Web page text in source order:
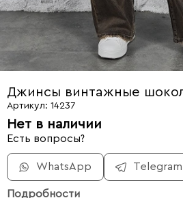
Джинсы винтажные
Артикул: 14237
Нет в наличии
Есть вопросы?
WhatsApp Telegram
Подробности